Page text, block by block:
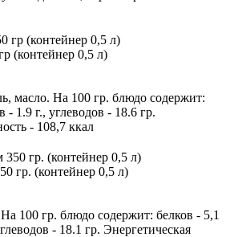
(контейнер 0,5 л)
масло. На 100 гр. блюдо содержит:
- 1.9 г., углеводов - 18.6 гр.
- 108,7 ккал
гр. (контейнер 0,5 л)
100 гр. блюдо содержит: белков - 5,1
- 18.1 гр. Энергетическая